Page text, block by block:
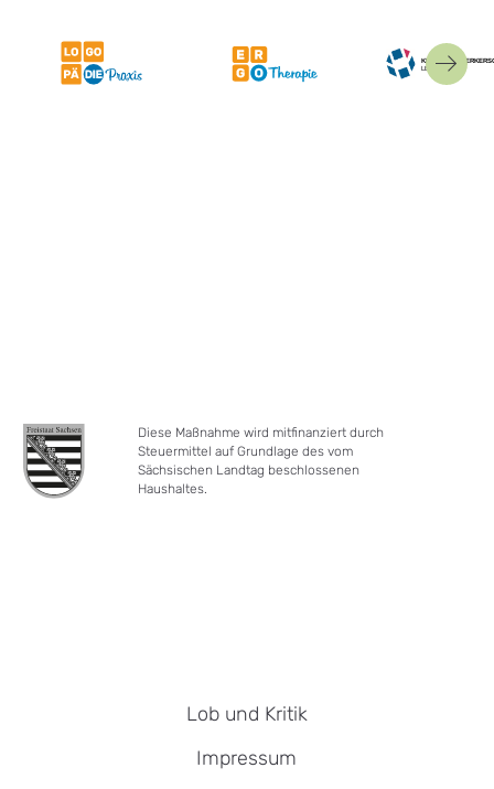
Diese Maßnahme wird mitfinanziert durch
Steuermittel auf Grundlage des vom
Sächsischen Landtag beschlossenen
Haushaltes.
Lob und Kritik
Impressum